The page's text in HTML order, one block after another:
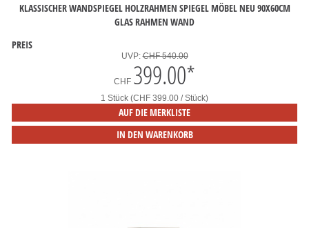
KLASSISCHER WANDSPIEGEL HOLZRAHMEN SPIEGEL MÖBEL NEU 90X60CM
GLAS RAHMEN WAND
PREIS
UVP:CHF 540.00
CHF 399.00*
1 Stück (CHF 399.00 / Stück)
AUF DIE MERKLISTE
IN DEN WARENKORB